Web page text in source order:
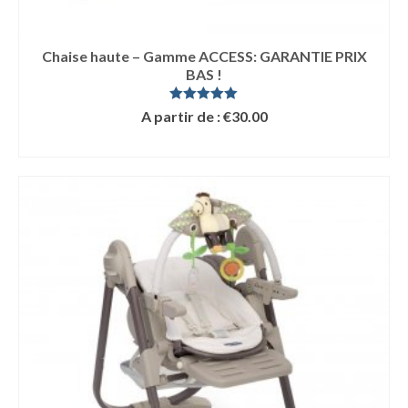
Chaise haute – Gamme ACCESS: GARANTIE PRIX
BAS !
Note 5.00
sur 5
A partir de :€30.00